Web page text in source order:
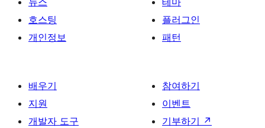
호스팅
개인정보
플러그인
패턴
배우기
지원
개발자 도구
참여하기
이벤트
기부하기 ↗